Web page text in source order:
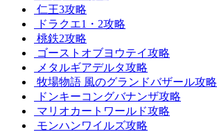
仁王3攻略
ドラクエ1・2攻略
桃鉄2攻略
ゴーストオブヨウテイ攻略
メタルギアデルタ攻略
牧場物語 風のグランドバザール攻略
ドンキーコングバナンザ攻略
マリオカートワールド攻略
モンハンワイルズ攻略